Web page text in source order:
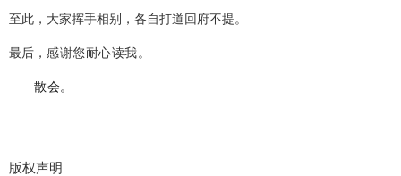
至此，大家挥手相别，各自打道回府不提。
最后， 感谢您耐心读我。
散会。
版权声明